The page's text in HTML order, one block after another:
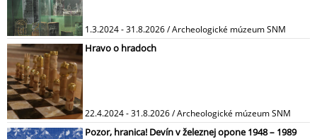
1.3.2024 - 31.8.2026 / Archeologické múzeum SNM
Hravo o hradoch
22.4.2024 - 31.8.2026 / Archeologické múzeum SNM
Pozor, hranica! Devín v železnej opone 1948 – 1989